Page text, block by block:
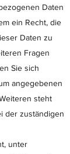
Daten
ein Recht, die
Daten zu
Fragen
Sie sich
angegebenen
steht
der zuständigen
unter